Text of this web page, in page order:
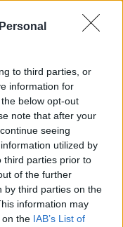
to third parties, or
information for
below opt-out
note that after your
seeing
utilized by
third parties prior to
of the further
by third parties on the
information may
on the IAB’s List of